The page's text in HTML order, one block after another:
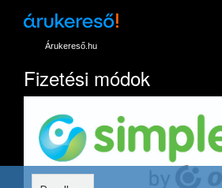
Árukereső.hu
Fizetési módok